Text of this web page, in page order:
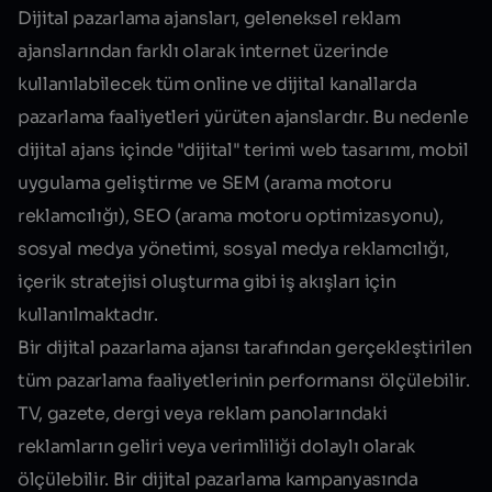
Dijital pazarlama ajansları, geleneksel reklam
ajanslarından farklı olarak internet üzerinde
kullanılabilecek tüm online ve dijital kanallarda
pazarlama faaliyetleri yürüten ajanslardır. Bu nedenle
dijital ajans içinde "dijital" terimi web tasarımı, mobil
uygulama geliştirme ve SEM (arama motoru
reklamcılığı), SEO (arama motoru optimizasyonu),
sosyal medya yönetimi, sosyal medya reklamcılığı,
içerik stratejisi oluşturma gibi iş akışları için
kullanılmaktadır.
Bir dijital pazarlama ajansı tarafından gerçekleştirilen
tüm pazarlama faaliyetlerinin performansı ölçülebilir.
TV, gazete, dergi veya reklam panolarındaki
reklamların geliri veya verimliliği dolaylı olarak
ölçülebilir. Bir dijital pazarlama kampanyasında